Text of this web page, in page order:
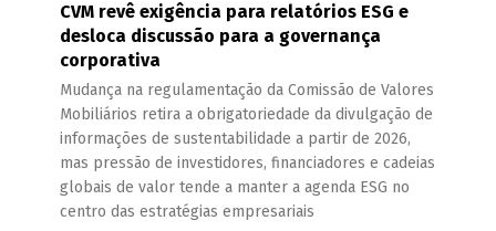
CVM revê exigência para relatórios ESG e
desloca discussão para a governança
corporativa
Mudança na regulamentação da Comissão de Valores
Mobiliários retira a obrigatoriedade da divulgação de
informações de sustentabilidade a partir de 2026,
mas pressão de investidores, financiadores e cadeias
globais de valor tende a manter a agenda ESG no
centro das estratégias empresariais